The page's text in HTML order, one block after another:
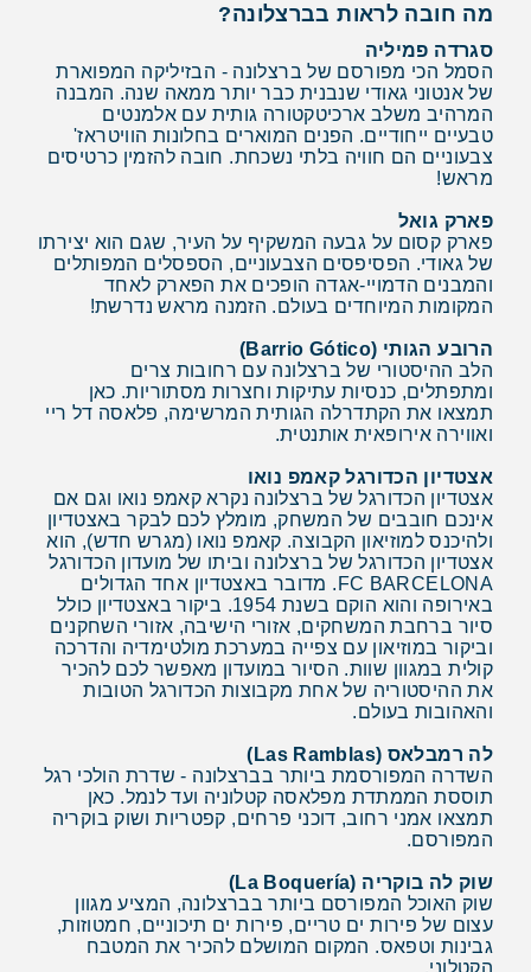
מה חובה לראות בברצלונה?
סגרדה פמיליה
הסמל הכי מפורסם של ברצלונה - הבזיליקה המפוארת
של אנטוני גאודי שנבנית כבר יותר ממאה שנה. המבנה
המרהיב משלב ארכיטקטורה גותית עם אלמנטים
טבעיים ייחודיים. הפנים המוארים בחלונות הוויטראז'
צבעוניים הם חוויה בלתי נשכחת. חובה להזמין כרטיסים
מראש!
פארק גואל
פארק קסום על גבעה המשקיף על העיר, שגם הוא יצירתו
של גאודי. הפסיפסים הצבעוניים, הספסלים המפותלים
והמבנים הדמויי-אגדה הופכים את הפארק לאחד
המקומות המיוחדים בעולם. הזמנה מראש נדרשת!
הרובע הגותי (Barrio Gótico)
הלב ההיסטורי של ברצלונה עם רחובות צרים
ומתפתלים, כנסיות עתיקות וחצרות מסתוריות. כאן
תמצאו את הקתדרלה הגותית המרשימה, פלאסה דל ריי
ואווירה אירופאית אותנטית.
אצטדיון הכדורגל קאמפ נואו
אצטדיון הכדורגל של ברצלונה נקרא קאמפ נואו וגם אם
אינכם חובבים של המשחק, מומלץ לכם לבקר באצטדיון
ולהיכנס למוזיאון הקבוצה. קאמפ נואו (מגרש חדש), הוא
אצטדיון הכדורגל של ברצלונה וביתו של מועדון הכדורגל
FC BARCELONA. מדובר באצטדיון אחד הגדולים
באירופה והוא הוקם בשנת 1954. ביקור באצטדיון כולל
סיור ברחבת המשחקים, אזורי הישיבה, אזורי השחקנים
וביקור במוזיאון עם צפייה במערכת מולטימדיה והדרכה
קולית במגוון שוות. הסיור במועדון מאפשר לכם להכיר
את ההיסטוריה של אחת מקבוצות הכדורגל הטובות
והאהובות בעולם.
לה רמבלאס (Las Ramblas)
השדרה המפורסמת ביותר בברצלונה - שדרת הולכי רגל
תוססת הממתדת מפלאסה קטלוניה ועד לנמל. כאן
תמצאו אמני רחוב, דוכני פרחים, קפטריות ושוק בוקריה
המפורסם.
שוק לה בוקריה (La Boquería)
שוק האוכל המפורסם ביותר בברצלונה, המציע מגוון
עצום של פירות ים טריים, פירות ים תיכוניים, חמטוזות,
גבינות וטפאס. המקום המושלם להכיר את המטבח
הקטלוני.